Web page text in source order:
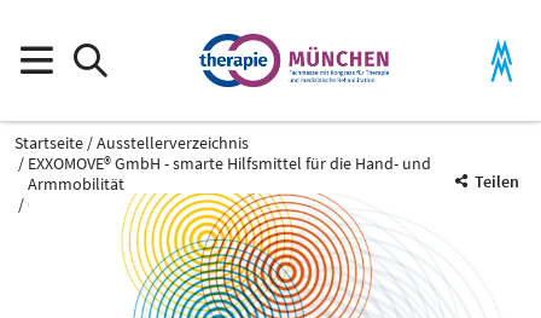
Startseite
Ausstellerverzeichnis
EXXOMOVE® GmbH - smarte Hilfsmittel für die Hand- und
Armmobilität
Carbonhand® Orthese
Teilen